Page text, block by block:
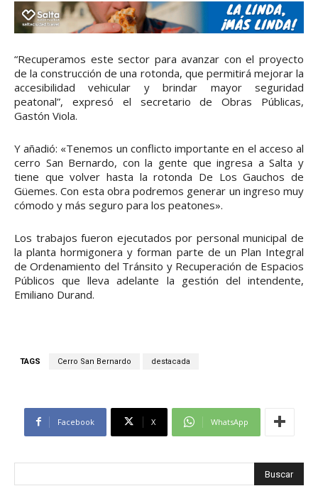
“Recuperamos este sector para avanzar con el proyecto
de la construcción de una rotonda, que permitirá mejorar la
accesibilidad vehicular y brindar mayor seguridad
peatonal”, expresó el secretario de Obras Públicas,
Gastón Viola.
Y añadió: «Tenemos un conflicto importante en el acceso al
cerro San Bernardo, con la gente que ingresa a Salta y
tiene que volver hasta la rotonda De Los Gauchos de
Güemes. Con esta obra podremos generar un ingreso muy
cómodo y más seguro para los peatones».
Los trabajos fueron ejecutados por personal municipal de
la planta hormigonera y forman parte de un Plan Integral
de Ordenamiento del Tránsito y Recuperación de Espacios
Públicos que lleva adelante la gestión del intendente,
Emiliano Durand.
TAGS Cerro San Bernardo destacada
Facebook X WhatsApp